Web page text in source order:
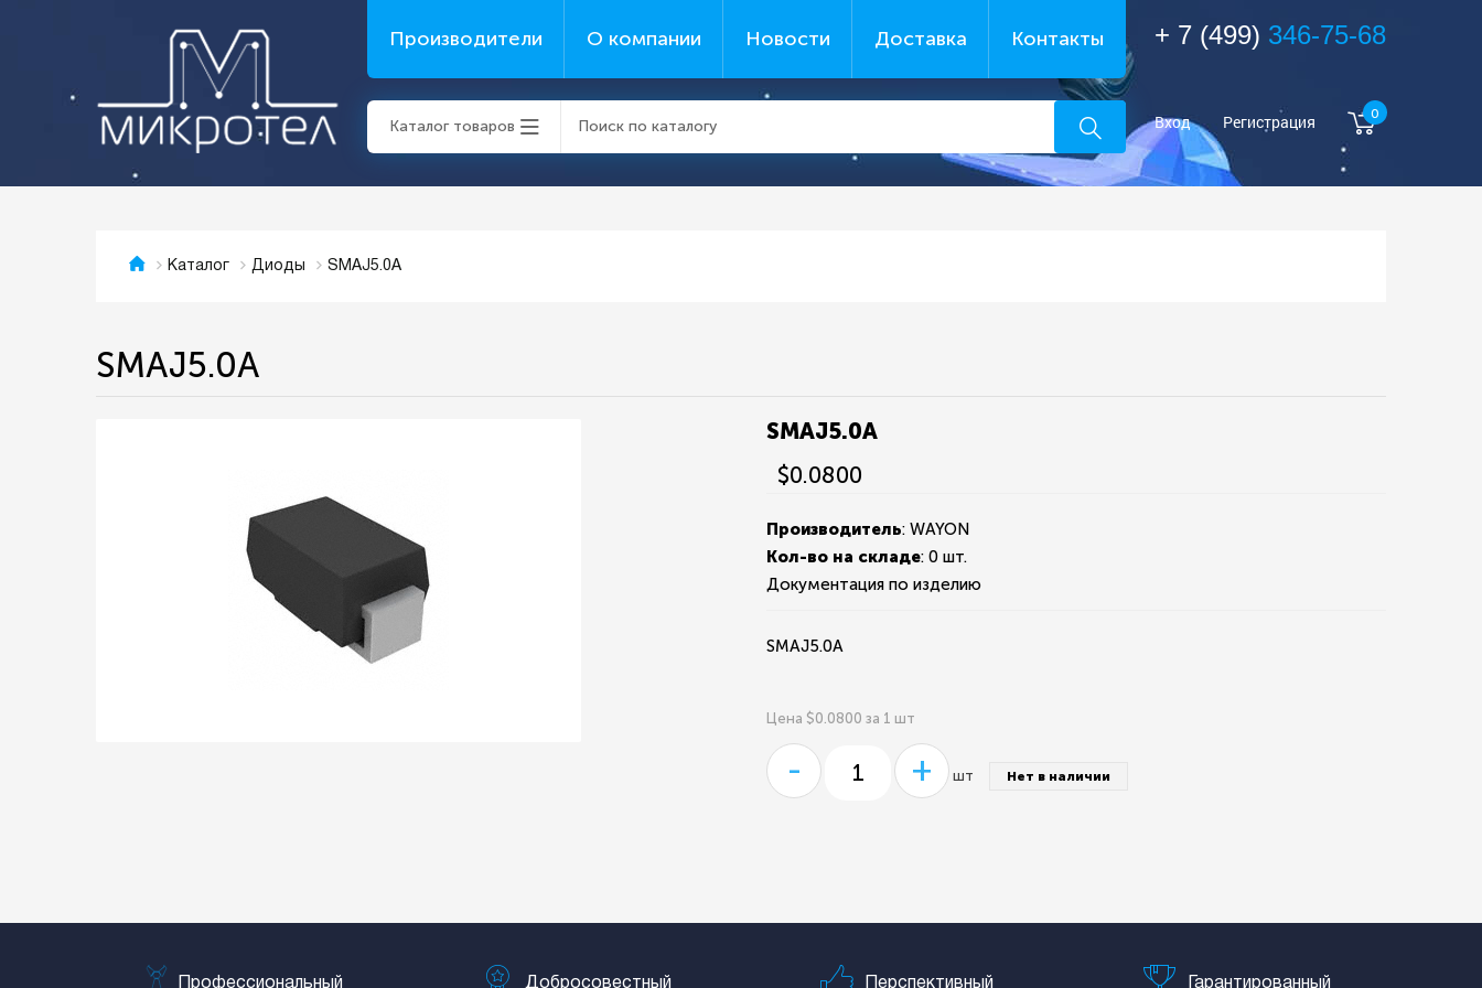
Производители О компании Новости Доставка Контакты
Каталог товаров
+ 7 (499) 346-75-68
Вход Регистрация 0
Каталог Диоды SMAJ5.0A
SMAJ5.0A
SMAJ5.0A
$0.0800
Производитель: WAYON
Кол-во на складе:0 шт.
Документация по изделию
SMAJ5.0A
Цена $0.0800 за 1 шт
- + шт Нет в наличии
Профессиональный Добросовестный Перспективный Гарантированный